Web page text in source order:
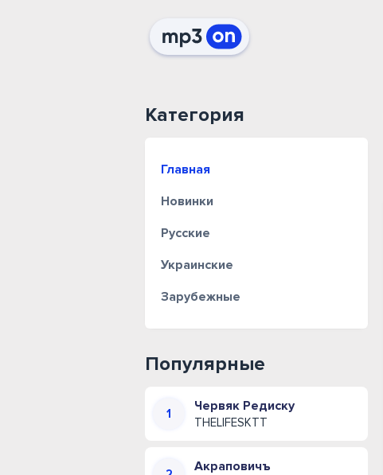
Категория
Главная
Новинки
Русские
Украинские
Зарубежные
Популярные
Червяк Редиску
THELIFESKTT
Акраповичъ